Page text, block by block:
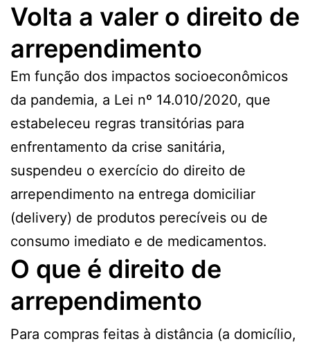
Volta a valer o direito de
arrependimento
Em função dos impactos socioeconômicos
da pandemia, a Lei nº 14.010/2020, que
estabeleceu regras transitórias para
enfrentamento da crise sanitária,
suspendeu o exercício do direito de
arrependimento na entrega domiciliar
(delivery) de produtos perecíveis ou de
consumo imediato e de medicamentos.
O que é direito de
arrependimento
Para compras feitas à distância (a domicílio,